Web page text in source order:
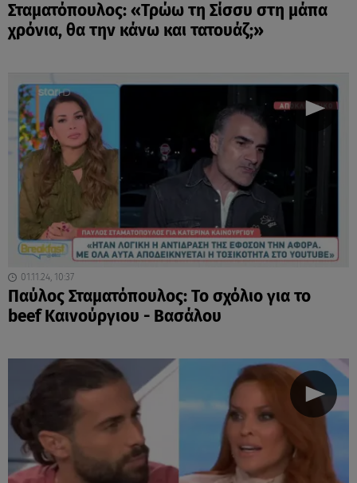
Σταματόπουλος: «Τρώω τη Σίσσυ στη μάπα
χρόνια, θα την κάνω και τατουάζ;»
01.11.24, 10:37
Παύλος Σταματόπουλος: Το σχόλιο για το
beef Καινούργιου - Βασάλου